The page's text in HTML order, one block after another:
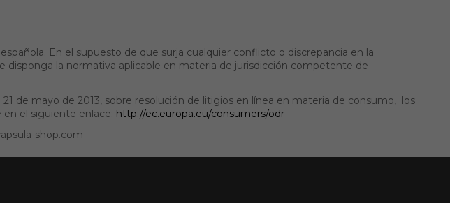
En el supuesto de que surja cualquier conflicto o discrepancia en la
disponga la normativa aplicable en materia de jurisdicción competente de
de mayo de 2013, sobre resolución de litigios en línea en materia de consumo, los
el siguiente enlace: http://ec.europa.eu/consumers/odr
shop.com